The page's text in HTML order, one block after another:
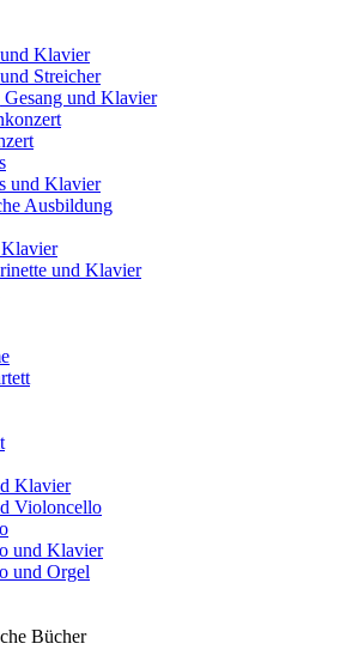
Klavier
Streicher
und Klavier
und Klavier
Ausbildung
und Klavier
Klavier
Violoncello
und Klavier
und Orgel
Bücher